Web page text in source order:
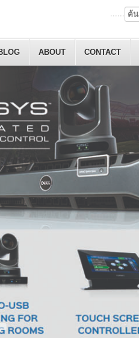
ABOUT CONTACT
......